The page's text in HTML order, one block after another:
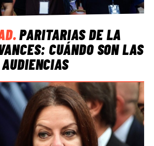
.PARITARIAS DE LA
CUÁNDO SON LAS